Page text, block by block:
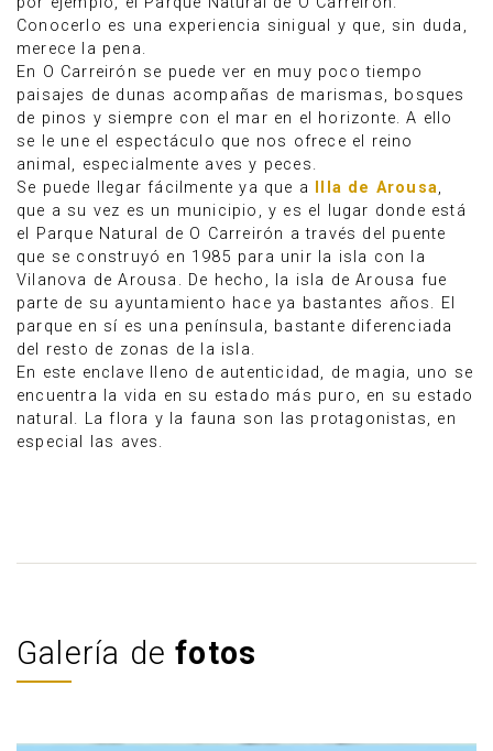
Anúnciate
Conocerlo es una experiencia sinigual y que, sin duda,
merece la pena.
En O Carreirón se puede ver en muy poco tiempo
paisajes de dunas acompañas de marismas, bosques
de pinos y siempre con el mar en el horizonte. A ello
se le une el espectáculo que nos ofrece el reino
animal, especialmente aves y peces.
Se puede llegar fácilmente ya que a
Illa de Arousa,
que a su vez es un municipio, y es el lugar donde está
el Parque Natural de O Carreirón a través del puente
que se construyó en 1985 para unir la isla con la
Vilanova de Arousa. De hecho, la isla de Arousa fue
parte de su ayuntamiento hace ya bastantes años. El
parque en sí es una península, bastante diferenciada
del resto de zonas de la isla.
En este enclave lleno de autenticidad, de magia, uno se
encuentra la vida en su estado más puro, en su estado
natural. La flora y la fauna son las protagonistas, en
especial las aves.
Galería defotos